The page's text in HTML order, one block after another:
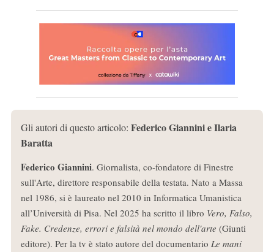
Gli autori di questo articolo: Federico Giannini e Ilaria
Baratta
Federico Giannini. Giornalista, co-fondatore di Finestre
sull'Arte, direttore responsabile della testata. Nato a Massa
nel 1986, si è laureato nel 2010 in Informatica Umanistica
all’Università di Pisa. Nel 2025 ha scritto il libro Vero, Falso,
Fake. Credenze, errori e falsità nel mondo dell'arte (Giunti
editore). Per la tv è stato autore del documentario Le mani